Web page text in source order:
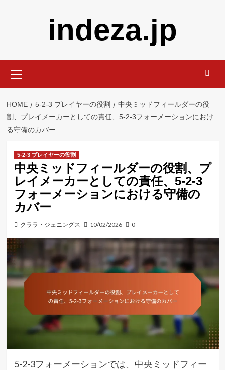
indeza.jp
Menu
HOME 5-2-3 プレイヤーの役割
中央ミッドフィールダーの役
割、プレイメーカーとしての責任、5-2-3フォーメーションにおけ
る守備のカバー
5-2-3 プレイヤーの役割
中央ミッドフィールダーの役割、プ
レイメーカーとしての責任、5-2-3
フォーメーションにおける守備の
カバー
クララ・ジェニングス 10/02/2026 0
5-2-3フォーメーションでは、中央ミッドフィー